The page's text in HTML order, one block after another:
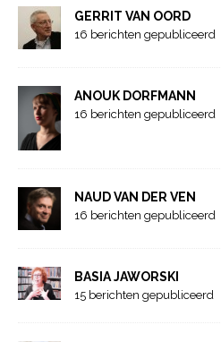
GERRIT VAN OORD
16 berichten gepubliceerd
ANOUK DORFMANN
16 berichten gepubliceerd
NAUD VAN DER VEN
16 berichten gepubliceerd
BASIA JAWORSKI
15 berichten gepubliceerd